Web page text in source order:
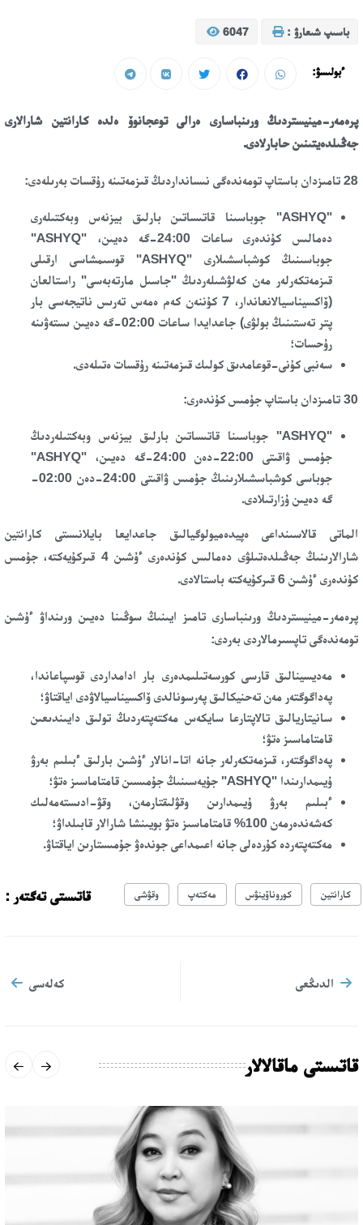
باسىپ شىعارۋ : 6047
ءبولىسۋ:
پرەمەر-مينيستردىڭ ورىنباسارى ەرالى توعجانوۆ ەلدە كارانتين شارالارى
جەڭىلدەيتىنىن حابارلادى.
28 تامىزدان باستاپ تومەندەگى نىسانداردىڭ قىزمەتىنە رۇقسات بەرىلەدى:
"ASHYQ" جوباسىنا قاتىساتىن بارلىق بيزنەس وبەكتىلەرى
دەمالىس كۇندەرى ساعات 24:00-گە دەيىن، "ASHYQ"
جوباسىنىڭ كوشباسشىلارى "ASHYQ" قوسىمشاسى ارقىلى
قىزمەتكەرلەر مەن كەلۋشىلەردىڭ "جاسىل مارتەبەسى" راستالعان
(ۆاكسيناسيالانعاندار، 7 كۇننەن كەم ەمەس تەرىس ناتيجەسى بار
پتر تەستىنىڭ بولۋى) جاعدايدا ساعات 02:00-گە دەيىن ىستەۋىنە
رۇحسات؛
سەنبى كۇنى-قوعامدىق كولىك قىزمەتىنە رۇقسات ەتىلەدى.
30 تامىزدان باستاپ جۇمىس كۇندەرى:
"ASHYQ" جوباسىنا قاتىساتىن بارلىق بيزنەس وبەكتىلەردىڭ
جۇمىس ۋاقىتى 22:00-دەن 24:00-گە دەيىن، "ASHYQ"
جوباسى كوشباسشىلارىنىڭ جۇمىس ۋاقىتى 24:00-دەن 02:00-
گە دەيىن ۇزارتىلادى.
الماتى قالاسىنداعى ەپيدەميولوگيالىق جاعدايعا بايلانىستى كارانتين
شارالارىنىڭ جەڭىلدەتىلۋى دەمالىس كۇندەرى ءۇشىن 4 قىركۇيەكتە، جۇمىس
كۇندەرى ءۇشىن 6 قىركۇيەكتە باستالادى.
پرەمەر-مينيستردىڭ ورىنباسارى تامىز ايىنىڭ سوڭىنا دەيىن ورىنداۋ ءۇشىن
تومەندەگى تاپسىرمالاردى بەردى:
مەديسينالىق قارسى كورسەتىلىمدەرى بار ادامداردى قوسپاعاندا،
پەداگوگتەر مەن تەحنيكالىق پەرسونالدى ۆاكسيناسيالاۋدى اياقتاۋ؛
سانيتاريالىق تالاپتارعا سايكەس مەكتەپتەردىڭ تولىق دايىندىعىن
قامتاماسىز ەتۋ؛
پەداگوگتەر، قىزمەتكەرلەر جانە اتا-انالار ءۇشىن بارلىق ءبىلىم بەرۋ
ۇيىمدارىندا "ASHYQ" جۇيەسىنىڭ جۇمىسىن قامتاماسىز ەتۋ؛
ءبىلىم بەرۋ ۇيىمدارىن وقۋلىقتارمەن، وقۋ-ادىستەمەلىك
كەشەندەرمەن 100% قامتاماسىز ەتۋ بويىنشا شارالار قابىلداۋ؛
مەكتەپتەردە كۇردەلى جانە اعىمداعى جوندەۋ جۇمىستارىن اياقتاۋ.
قاتىستى تەگتەر : كارانتين كوروناۆينۋس مەكتەپ وقۋشى
الدىڭعى كەلەسى
قاتىستى ماقالالار